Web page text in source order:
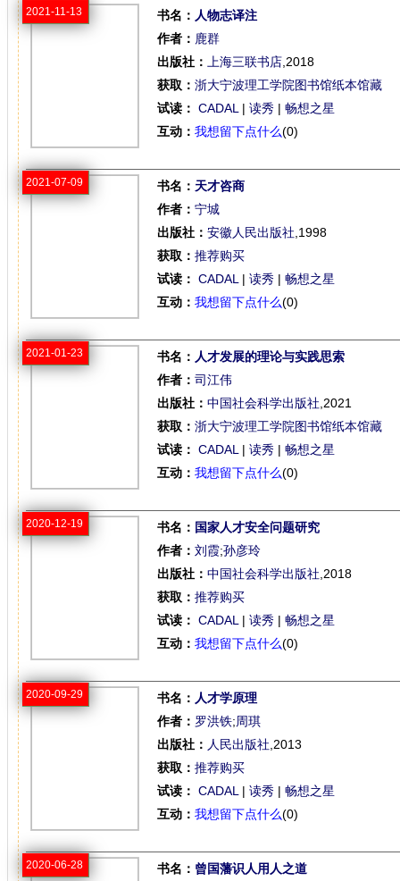
2021-11-13 书名： 人物志译注
作者： 鹿群
出版社：
上海三联书店 ,2018
获取： 浙大宁波理工学院图书馆纸本馆藏
试读： CADAL | 读秀 | 畅想之星
互动： 我想留下点什么(0)
2021-07-09 书名： 天才咨商
作者： 宁城
出版社： 安徽人民出版社 ,1998
获取： 推荐购买
试读： CADAL | 读秀 | 畅想之星
互动： 我想留下点什么(0)
2021-01-23 书名： 人才发展的理论与实践思索
作者： 司江伟
出版社： 中国社会科学出版社 ,2021
获取： 浙大宁波理工学院图书馆纸本馆藏
试读： CADAL | 读秀 | 畅想之星
互动： 我想留下点什么(0)
2020-12-19 书名： 国家人才安全问题研究
作者： 刘霞;孙彦玲
出版社： 中国社会科学出版社 ,2018
获取： 推荐购买
试读： CADAL | 读秀 | 畅想之星
互动： 我想留下点什么(0)
2020-09-29 书名： 人才学原理
作者： 罗洪铁;周琪
出版社： 人民出版社 ,2013
获取： 推荐购买
试读： CADAL | 读秀 | 畅想之星
互动： 我想留下点什么(0)
2020-06-28 书名： 曾国藩识人用人之道